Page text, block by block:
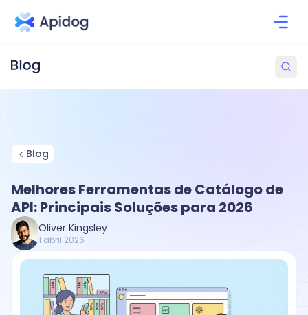
Blog
Melhores Ferramentas de Catálogo de
API: Principais Soluções para 2026
Oliver Kingsley
1 abril 2026